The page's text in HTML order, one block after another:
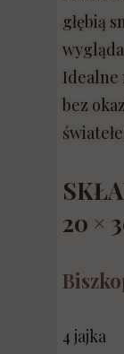
głębią
Idealne
bez
20 ×
4 jajka